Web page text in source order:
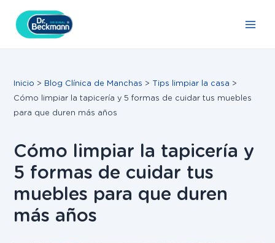
contenido
Inicio Blog Clínica de Manchas
Tips limpiar la casa
Cómo limpiar la tapicería y 5 formas de cuidar tus muebles
para que duren más años
Cómo limpiar la tapicería y
5 formas de cuidar tus
muebles para que duren
más años
de
entradas